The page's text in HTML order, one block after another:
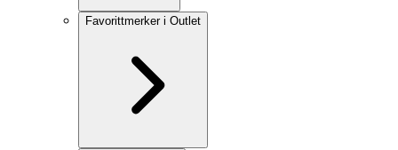
Favorittmerker i Outlet